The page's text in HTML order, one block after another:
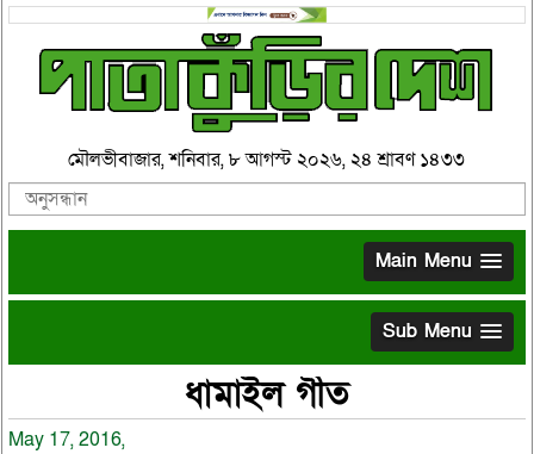
মৌলভীবাজার, শনিবার, ৮ আগস্ট ২০২৬, ২৪ শ্রাবণ ১৪৩৩
Main Menu
Sub Menu
ধামাইল গীত
May 17, 2016,